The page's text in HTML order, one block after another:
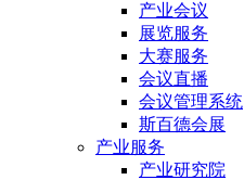
产业会议
展览服务
大赛服务
会议直播
会议管理系统
斯百德会展
产业服务
产业研究院